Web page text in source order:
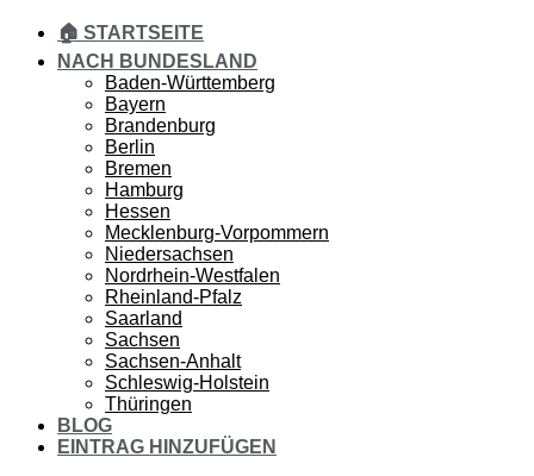
🏠 STARTSEITE
NACH BUNDESLAND
Baden-Württemberg
Bayern
Brandenburg
Berlin
Bremen
Hamburg
Hessen
Mecklenburg-Vorpommern
Niedersachsen
Nordrhein-Westfalen
Rheinland-Pfalz
Saarland
Sachsen
Sachsen-Anhalt
Schleswig-Holstein
Thüringen
BLOG
EINTRAG HINZUFÜGEN